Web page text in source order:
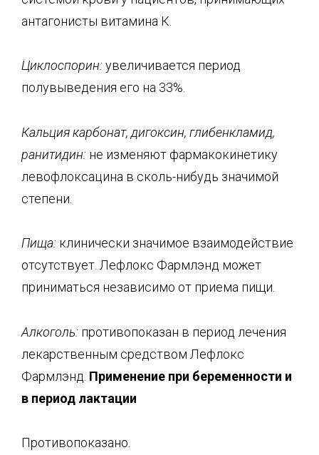
антагонисты витамина К.
Циклоспорин: увеличивается период
полувыведения его на 33%.
Кальция карбонат, дигоксин, глибенкламид,
ранитидин: не изменяют фармакокинетику
левофлоксацина в сколь-нибудь значимой
степени.
Пища: клинически значимое взаимодействие
отсутствует. Лефлокс Фармлэнд может
приниматься независимо от приема пищи.
Алкоголь: противопоказан в период лечения
лекарственным средством Лефлокс
Фармлэнд. Применение при беременности и
в период лактации
Противопоказано.